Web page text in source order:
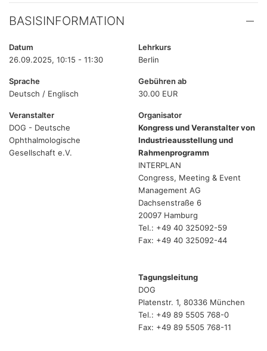
BASISINFORMATION
Datum
26.09.2025, 10:15 - 11:30
Lehrkurs
Berlin
Sprache
Deutsch / Englisch
Gebühren ab
30.00 EUR
Veranstalter
DOG - Deutsche
Ophthalmologische
Gesellschaft e.V.
Organisator
Kongress und Veranstalter von
Industrieausstellung und
Rahmenprogramm
INTERPLAN
Congress, Meeting & Event
Management AG
Dachsenstraße 6
20097 Hamburg
Tel.: +49 40 325092-59
Fax: +49 40 325092-44
Tagungsleitung
DOG
Platenstr. 1, 80336 München
Tel.: +49 89 5505 768-0
Fax: +49 89 5505 768-11